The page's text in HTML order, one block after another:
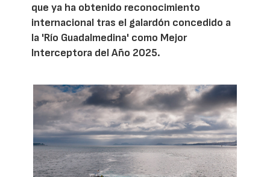
que ya ha obtenido reconocimiento
internacional tras el galardón concedido a
la 'Río Guadalmedina' como Mejor
Interceptora del Año 2025.